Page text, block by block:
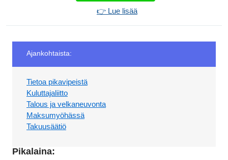
👉 Lue lisää
Ajankohtaista:
Tietoa pikavipeistä
Kuluttajaliitto
Talous ja velkaneuvonta
Maksumyöhässä
Takuusäätiö
Pikalaina: